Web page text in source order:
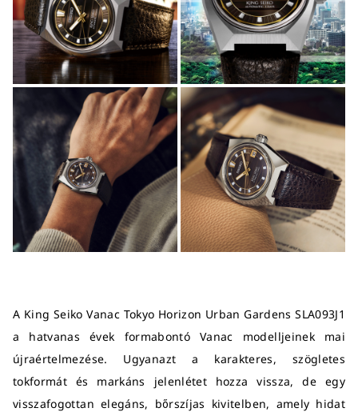
A King Seiko Vanac Tokyo Horizon Urban Gardens SLA093J1
a hatvanas évek formabontó Vanac modelljeinek mai
újraértelmezése. Ugyanazt a karakteres, szögletes
tokformát és markáns jelenlétet hozza vissza, de egy
visszafogottan elegáns, bőrszíjas kivitelben, amely hidat